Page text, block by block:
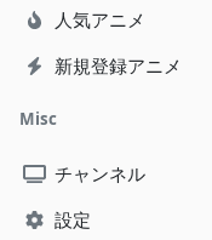
人気アニメ
新規登録アニメ
Misc
チャンネル
設定